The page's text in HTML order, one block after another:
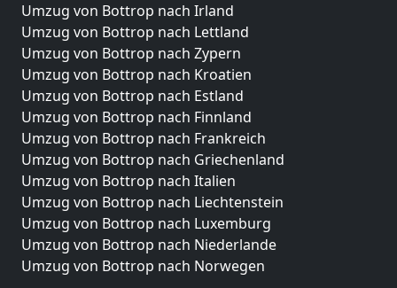
Umzug von Bottrop nach Irland
Umzug von Bottrop nach Lettland
Umzug von Bottrop nach Zypern
Umzug von Bottrop nach Kroatien
Umzug von Bottrop nach Estland
Umzug von Bottrop nach Finnland
Umzug von Bottrop nach Frankreich
Umzug von Bottrop nach Griechenland
Umzug von Bottrop nach Italien
Umzug von Bottrop nach Liechtenstein
Umzug von Bottrop nach Luxemburg
Umzug von Bottrop nach Niederlande
Umzug von Bottrop nach Norwegen